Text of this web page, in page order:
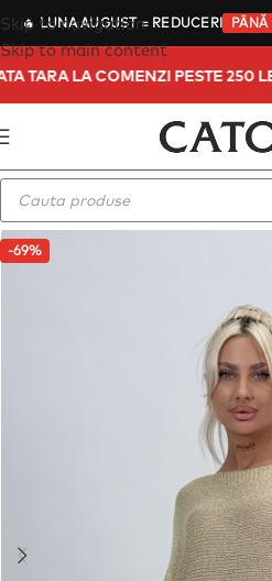
🔥 LUNA AUGUST= REDUCERI
Skip to navigation
Skip to main content
TARA LA COMENZI PESTE
-69%